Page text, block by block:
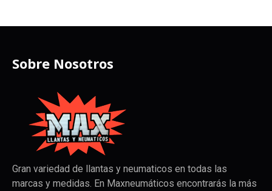
Sobre Nosotros
Gran variedad de llantas y neumaticos en todas las
marcas y medidas. En Maxneumáticos encontrarás la más